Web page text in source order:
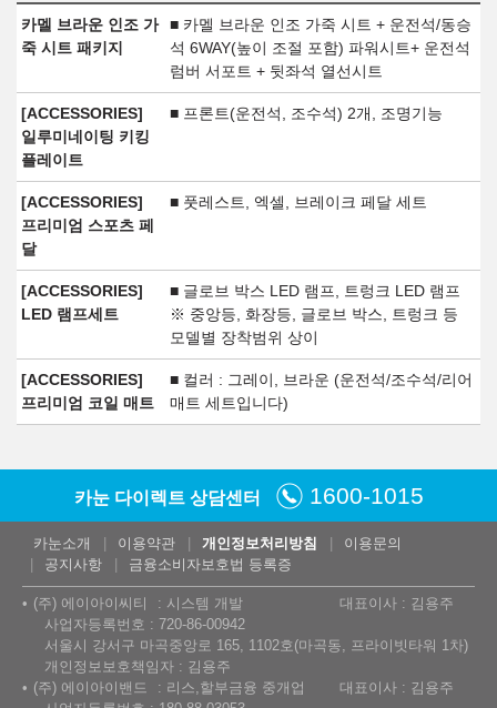
카멜 브라운 인조 가
죽 시트 패키지
■ 카멜 브라운 인조 가죽 시트 + 운전석/동승
석 6WAY(높이 조절 포함) 파워시트+ 운전석
럼버 서포트 + 뒷좌석 열선시트
[ACCESSORIES]
일루미네이팅 키킹
플레이트
■ 프론트(운전석, 조수석) 2개, 조명기능
[ACCESSORIES]
프리미엄 스포츠 페
달
■ 풋레스트, 엑셀, 브레이크 페달 세트
[ACCESSORIES]
LED 램프세트
■ 글로브 박스 LED 램프, 트렁크 LED 램프
※ 중앙등, 화장등, 글로브 박스, 트렁크 등
모델별 장착범위 상이
[ACCESSORIES]
프리미엄 코일 매트
■ 컬러 : 그레이, 브라운 (운전석/조수석/리어
매트 세트입니다)
카눈 다이렉트 상담센터 1600-1015
카눈소개 이용약관 개인정보처리방침
이용문의
공지사항
금융소비자보호법 등록증
(주) 에이아이씨티 시스템 개발
대표이사 : 김용주
사업자등록번호 : 720-86-00942
서울시 강서구 마곡중앙로 165, 1102호(마곡동, 프라이빗타워 1차)
개인정보보호책임자 : 김용주
(주) 에이아이밴드
리스,할부금융 중개업
대표이사 : 김용주